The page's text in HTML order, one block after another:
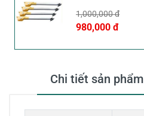
1,000,000 đ
980,000 đ
Chi tiết sản phẩm